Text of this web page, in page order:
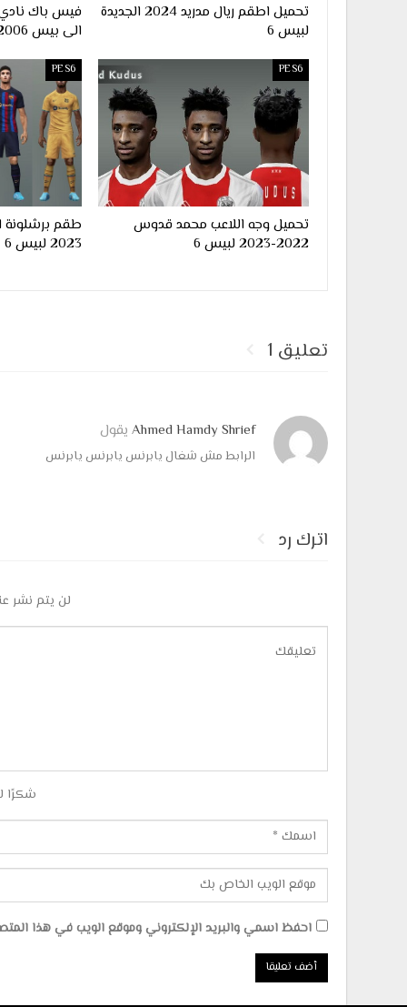
تحميل اطقم ريال مدريد 2024 الجديدة
لبيس 6
الى بيس 2006
PES6
تحميل وجه اللاعب محمد قدوس
2022-2023 لبيس 6
PES6
2023 لبيس 6
تعليق 1
Ahmed Hamdy Shrief يقول
الرابط مش شغال يابرنس يابرنس يابرنس
اترك رد
لن يتم نشر
شكرًا
احفظ اسمي والبريد الإلكتروني وموقع الويب في هذا